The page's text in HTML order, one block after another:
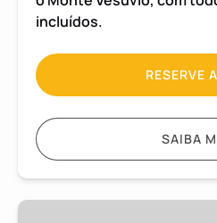
incluídos.
RESERVE
SAIBA
Excursão